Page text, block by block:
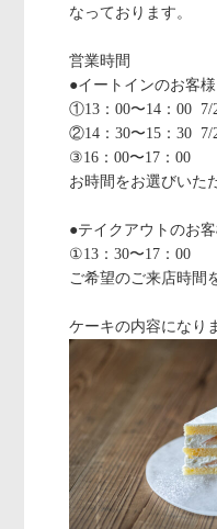
なっております。
営業時間
●イートインのお客様
①13：00〜14：00 7/
②14：30〜15：30 7/
③16：00〜17：00
お時間をお選びいた
●テイクアウトのお
①13：30〜17：00
ご希望のご来店時間
ケーキの内容になり